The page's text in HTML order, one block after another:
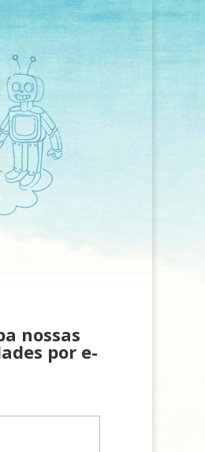
nossas
por e-